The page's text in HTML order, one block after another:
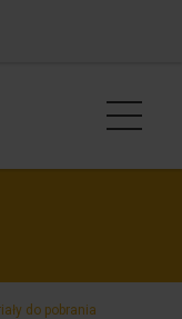
do pobrania